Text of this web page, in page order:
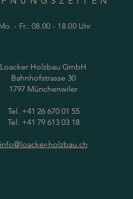
- Fr.: 08.00 - 18.00 Uhr
Loacker Holzbau GmbH
Bahnhofstrasse 30
1797 Münchenwiler
Tel. +41 26 670 01 55
Tel. +41 79 613 03 18
info@loacker-holzbau.ch